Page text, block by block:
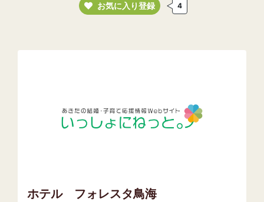
お気に入り登録 4
ホテル フォレスタ鳥海